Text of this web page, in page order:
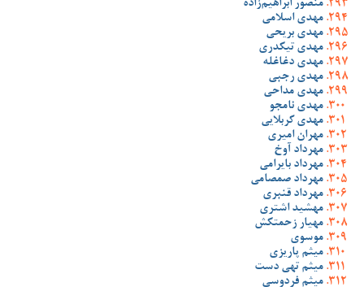
منصور ابراهیم‌زاده
مهدی اسلامی
مهدی بریحی
مهدی تیکدری
مهدی دغاغله
مهدی رجبی
مهدی مداحی
مهدی نامجو
مهدی کربلایی
مهران امیری
مهرداد آوخ
مهرداد بایرامی
مهرداد صمصامی
مهرداد قنبری
مهشید اشتری
مهیار زحمتکش
موسوی
میثم پاریزی
میثم تهی دست
میثم فردوسی